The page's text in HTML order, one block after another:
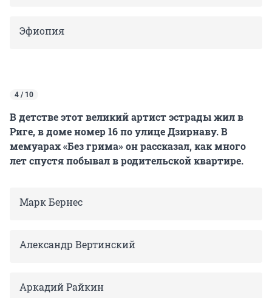
Эфиопия
4 / 10
В детстве этот великий артист эстрады жил в
Риге, в доме номер 16 по улице Дзирнаву. В
мемуарах «Без грима» он рассказал, как много
лет спустя побывал в родительской квартире.
Марк Бернес
Александр Вертинский
Аркадий Райкин